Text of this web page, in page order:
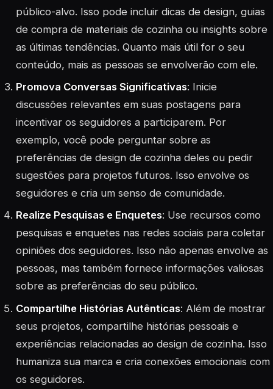
público-alvo. Isso pode incluir dicas de design, guias
de compra de materiais de cozinha ou insights sobre
as últimas tendências. Quanto mais útil for o seu
conteúdo, mais as pessoas se envolverão com ele.
Promova Conversas Significativas: Inicie
discussões relevantes em suas postagens para
incentivar os seguidores a participarem. Por
exemplo, você pode perguntar sobre as
preferências de design de cozinha deles ou pedir
sugestões para projetos futuros. Isso envolve os
seguidores e cria um senso de comunidade.
Realize Pesquisas e Enquetes: Use recursos como
pesquisas e enquetes nas redes sociais para coletar
opiniões dos seguidores. Isso não apenas envolve as
pessoas, mas também fornece informações valiosas
sobre as preferências do seu público.
Compartilhe Histórias Autênticas: Além de mostrar
seus projetos, compartilhe histórias pessoais e
experiências relacionadas ao design de cozinha. Isso
humaniza sua marca e cria conexões emocionais com
os seguidores.